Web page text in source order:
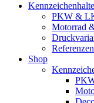
PKW &
Motorrad
Referenzen
Shop